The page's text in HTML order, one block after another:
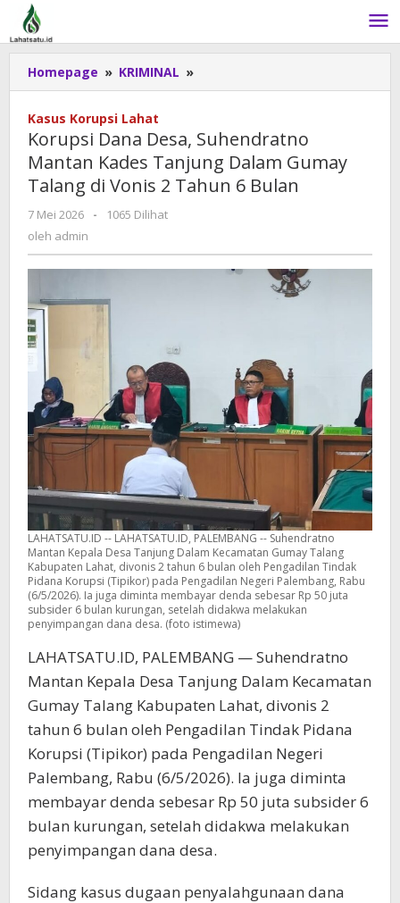
Lewati
konten
Homepage » KRIMINAL »
Dana
Suhendratno
Mantan
Kades
Tanjung
di
Vonis
Kasus Korupsi Lahat
Korupsi Dana Desa, Suhendratno
Mantan Kades Tanjung Dalam Gumay
Talang di Vonis 2 Tahun 6 Bulan
7 Mei 2026
oleh
-
1065 Dilihat
oleh admin
LAHATSATU.ID -- LAHATSATU.ID, PALEMBANG -- Suhendratno
Mantan Kepala Desa Tanjung Dalam Kecamatan Gumay Talang
Kabupaten Lahat, divonis 2 tahun 6 bulan oleh Pengadilan Tindak
Pidana Korupsi (Tipikor) pada Pengadilan Negeri Palembang, Rabu
(6/5/2026). Ia juga diminta membayar denda sebesar Rp 50 juta
subsider 6 bulan kurungan, setelah didakwa melakukan
penyimpangan dana desa. (foto istimewa)
LAHATSATU.ID, PALEMBANG — Suhendratno
Mantan Kepala Desa Tanjung Dalam Kecamatan
Gumay Talang Kabupaten Lahat, divonis 2
tahun 6 bulan oleh Pengadilan Tindak Pidana
Korupsi (Tipikor) pada Pengadilan Negeri
Palembang, Rabu (6/5/2026). Ia juga diminta
membayar denda sebesar Rp 50 juta subsider 6
bulan kurungan, setelah didakwa melakukan
penyimpangan dana desa.
Sidang kasus dugaan penyalahgunaan dana